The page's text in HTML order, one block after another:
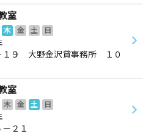
室
木 金 土
日
１９ 大野金沢貸事務所 １０
室
木 金 土
日
２１